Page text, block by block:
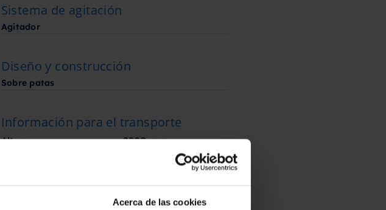
Acerca de las cookies
Sistema de agitación
Agitador
Diseño y construcción
Sobre patas
Información para el transporte
Altura 2800 mm
Estado